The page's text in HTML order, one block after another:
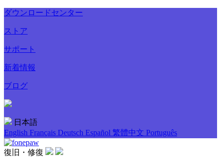
ダウンロードセンター
ストア
サポート
新着情報
ブログ
日本語
English Français Deutsch Español 繁體中文 Português
復旧・修復